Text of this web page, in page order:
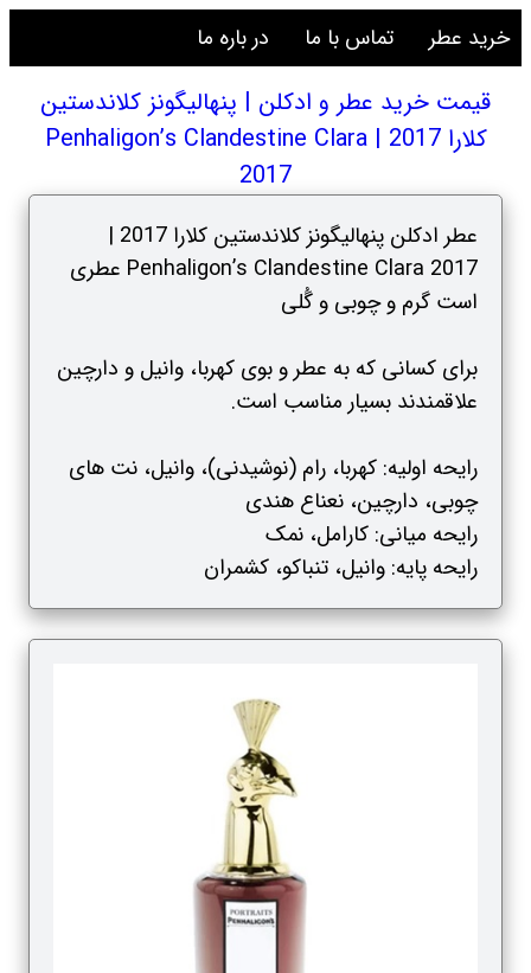
خرید عطر تماس با ما در باره ما
قیمت خرید عطر و ادکلن | پنهالیگونز کلاندستین
کلارا 2017 | Penhaligon’s Clandestine Clara
2017
عطر ادکلن پنهالیگونز کلاندستین کلارا 2017 |
Penhaligon’s Clandestine Clara 2017 عطری
است گرم و چوبی و گُلی
برای کسانی که به عطر و بوی کهربا، وانیل و دارچین
علاقمندند بسیار مناسب است.
رایحه اولیه: کهربا، رام (نوشیدنی)، وانیل، نت های
چوبی، دارچین، نعناع هندی
رایحه میانی: کارامل، نمک
رایحه پایه: وانیل، تنباکو، کشمران